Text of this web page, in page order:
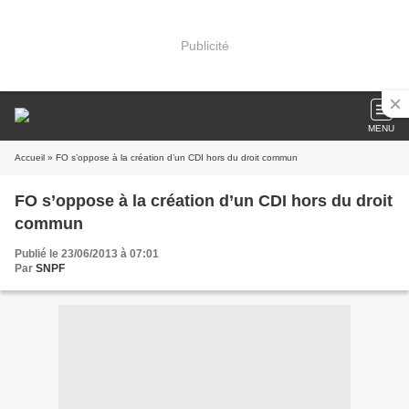
Publicité
MENU
Accueil » FO s’oppose à la création d’un CDI hors du droit commun
FO s’oppose à la création d’un CDI hors du droit
commun
Publié le 23/06/2013 à 07:01
Par SNPF